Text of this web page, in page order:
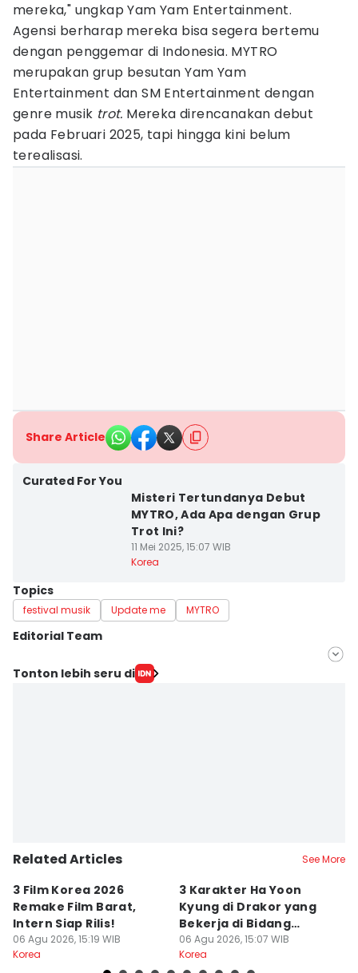
mereka," ungkap Yam Yam Entertainment.
Agensi berharap mereka bisa segera bertemu
dengan penggemar di Indonesia. MYTRO
merupakan grup besutan Yam Yam
Entertainment dan SM Entertainment dengan
genre musik trot. Mereka direncanakan debut
pada Februari 2025, tapi hingga kini belum
terealisasi.
Share Article
Curated For You
Misteri Tertundanya Debut
MYTRO, Ada Apa dengan Grup
Trot Ini?
11 Mei 2025, 15:07 WIB
Korea
Topics
festival musik Update me MYTRO
Editorial Team
Editor
Tonton lebih seru di
Related Articles See More
3 Film Korea 2026
Remake Film Barat,
Intern Siap Rilis!
06 Agu 2026, 15:19 WIB
Korea
3 Karakter Ha Yoon
Kyung di Drakor yang
Bekerja di Bidang
Hukum
06 Agu 2026, 15:07 WIB
Korea